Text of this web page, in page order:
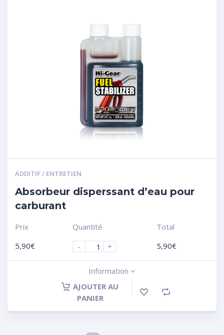
ADDITIF / ENTRETIEN
Absorbeur disperssant d’eau pour
carburant
Prix
5,90€
Quantité
-
+
Total
5,90€
Information
AJOUTER AU
PANIER